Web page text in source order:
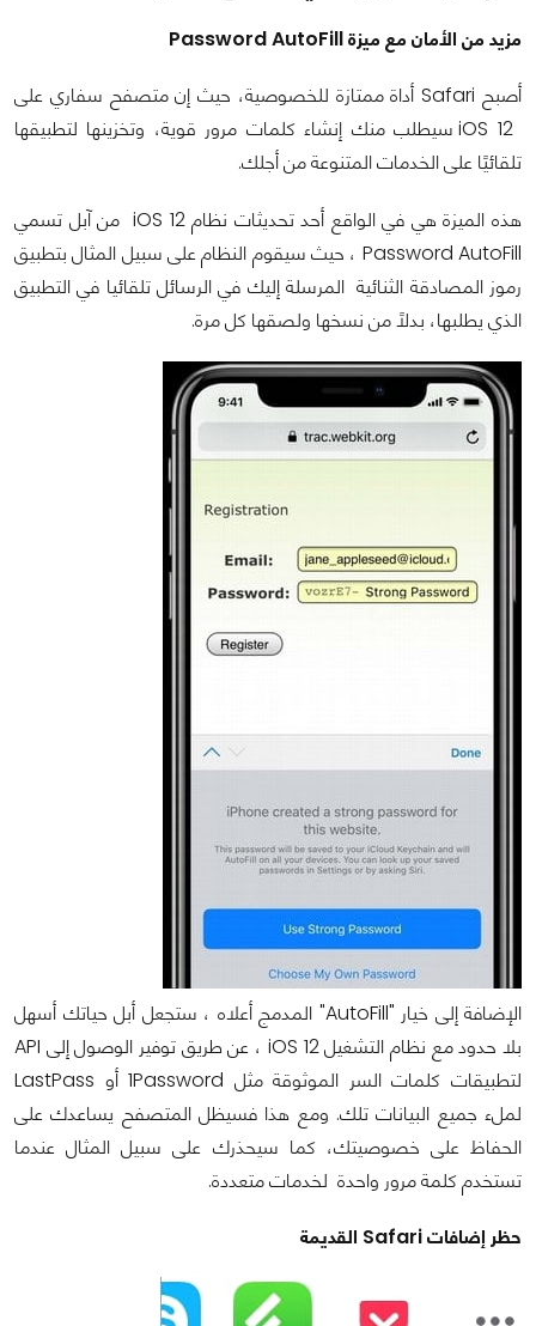
مزيد من الأمان مع ميزة Password AutoFill
أصبح Safari أداة ممتازة للخصوصية، حيث إن متصفح سفاري على
iOS 12 سيطلب منك إنشاء كلمات مرور قوية، وتخزينها لتطبيقها
تلقائيًا على الخدمات المتنوعة من أجلك.
هذه الميزة هي في الواقع أحد تحديثات نظام iOS 12 من آبل تسمي
Password AutoFill ، حيث سيقوم النظام على سبيل المثال بتطبيق
رموز المصادقة الثنائية المرسلة إليك في الرسائل تلقائيا في التطبيق
الذي يطلبها، بدلاً من نسخها ولصقها كل مرة.
الإضافة إلى خيار "AutoFill" المدمج أعلاه ، ستجعل أبل حياتك أسهل
بلا حدود مع نظام التشغيل iOS 12 ، عن طريق توفير الوصول إلى API
لتطبيقات كلمات السر الموثوقة مثل 1Password أو LastPass
لملء جميع البيانات تلك. ومع هذا فسيظل المتصفح يساعدك على
الحفاظ على خصوصيتك، كما سيحذرك على سبيل المثال عندما
تستخدم كلمة مرور واحدة لخدمات متعددة.
حظر إضافات Safari القديمة